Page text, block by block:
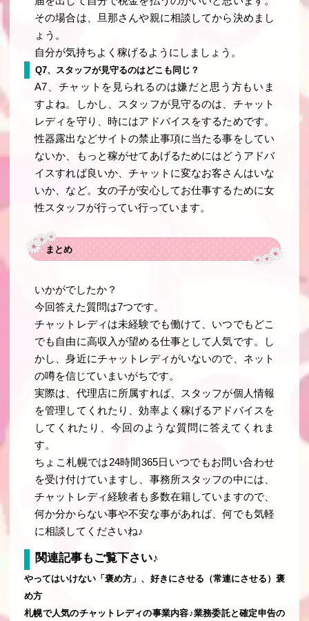
その場合は、旦那さんや親に相談してから決めまし
ょう。
自分が気持ちよく稼げるようにしましょう。
Q7、スタッフが見守るのはどこも同じ？
A7、チャットを見られるのは嫌だと思う方もいま
すよね。しかし、スタッフが見守るのは、チャット
レディを守り、時にはアドバイスをするためです。
性器露出などサイトの禁止事項に当たる事をしてい
ないか、もっと稼がせてあげるためにはどうアドバ
イスすれば良いか、チャットに変なお客さんはいな
いか、など。女の子が安心してお仕事するために女
性スタッフが行ってい行っています。
まとめ
いかがでしたか？
今回答えた質問は7つです。
チャットレディは未経験でも働けて、いつでもどこ
でも自由に高収入が望める仕事として人気です。し
かし、身近にチャットレディがいないので、ネット
の噂を信じていまいがちです。
実際は、代理店に所属すれば、スタッフが個人情報
を管理してくれたり、効率よく稼げるアドバイスを
してくれたり、今回のような質問に答えてくれま
す。
ちょこ札幌では24時間365日いつでもお問い合わせ
を受け付けていますし、事務所スタッフの中には、
チャットレディ経験者も多数在籍していますので、
何か分からない事や不安な事があれば、何でも気軽
に相談してくださいね♪
関連記事もご覧下さい♪
やってはいけない「褒め方」、好きにさせる（常連にさせる）褒
め方
札幌で人気のチャットレディの事業内容♪業務委託と確定申告の